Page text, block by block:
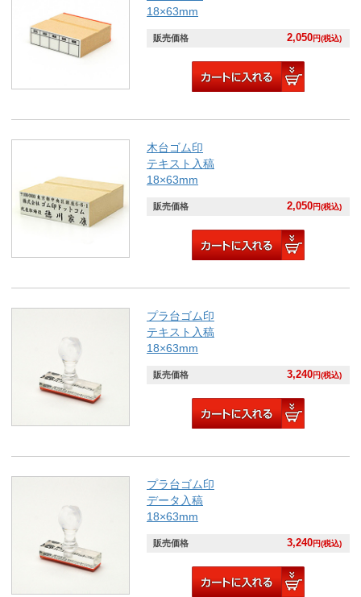
18×63mm
販売価格 2,050円(税込)
木台ゴム印
テキスト入稿
18×63mm
販売価格 2,050円(税込)
プラ台ゴム印
テキスト入稿
18×63mm
販売価格 3,240円(税込)
プラ台ゴム印
データ入稿
18×63mm
販売価格 3,240円(税込)